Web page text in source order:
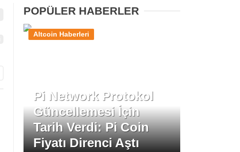
XRP Haberleri
POPÜLER HABERLER
Pi Network Protokol
Güncellemesi İçin
Tarih Verdi: Pi Coin
Fiyatı Direnci Aştı
Altcoin Haberleri